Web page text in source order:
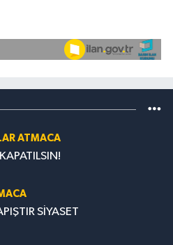
ATMACA
SİYASET